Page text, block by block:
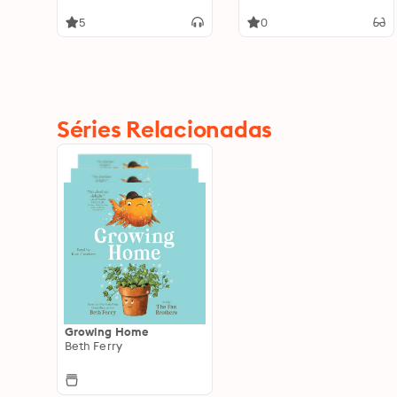
5 0
Séries Relacionadas
Growing Home
Beth Ferry